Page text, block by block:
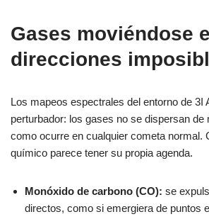
Gases moviéndose
direcciones
Los mapeos espectrales del entorno de 3I
perturbador: los gases no se dispersan de
como ocurre en cualquier cometa normal.
químico parece tener su propia agenda.
Monóxido de carbono (CO): se
directos, como si emergiera de puntos